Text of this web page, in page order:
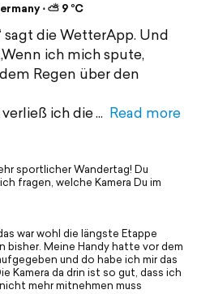
⋅ ⛅ 9 °C
sagt die WetterApp. Und
ich mich spute,
Regen über den
ich die
Read more
sportlicher Wandertag! Du
fragen, welche Kamera Du im
war wohl die längste Etappe
bisher. Meine Handy hatte vor dem
und do habe ich mir das
Kamera da drin ist so gut, dass ich
mehr mitnehmen muss